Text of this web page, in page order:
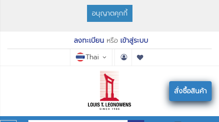
อนุญาตคุกกี้
ลงทะเบียนหรือ เข้าสู่ระบบ
Thai
สั่งซื้อสินค้า